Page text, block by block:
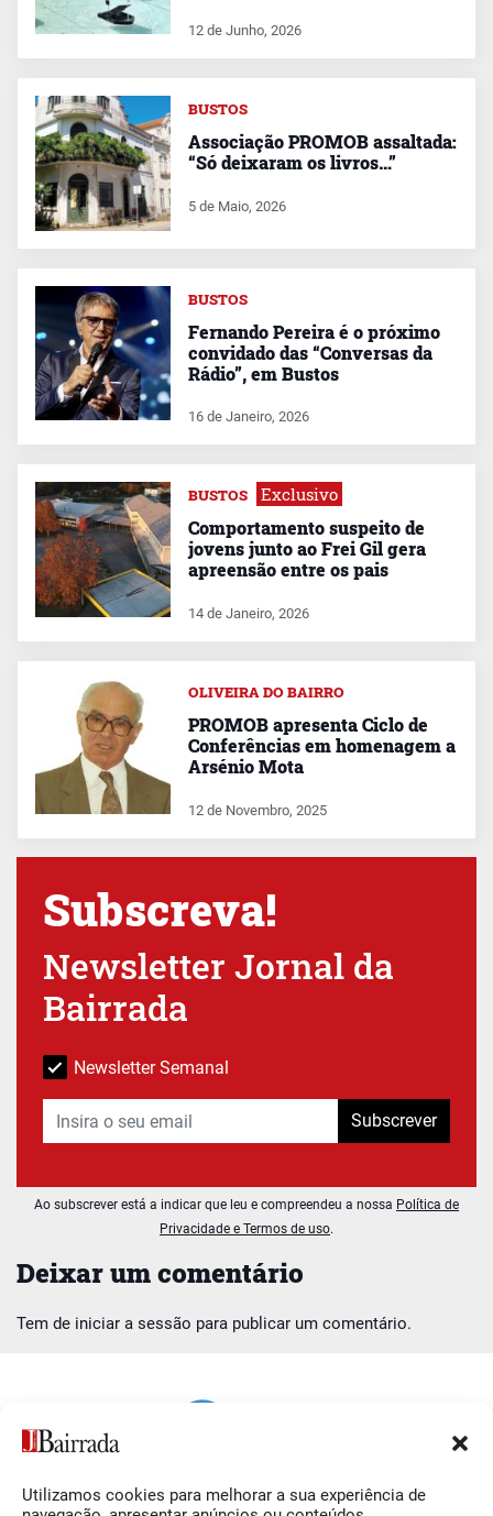
Utilizamos cookies para melhorar a sua experiência de
Deixar um comentário
Tem de iniciar a sessão para publicar um comentário.
12 de Junho, 2026
BUSTOS
Associação PROMOB assaltada:
“Só deixaram os livros…”
5 de Maio, 2026
BUSTOS
Fernando Pereira é o próximo
convidado das “Conversas da
Rádio”, em Bustos
16 de Janeiro, 2026
BUSTOS Exclusivo
Comportamento suspeito de
jovens junto ao Frei Gil gera
apreensão entre os pais
14 de Janeiro, 2026
OLIVEIRA DO BAIRRO
PROMOB apresenta Ciclo de
Conferências em homenagem a
Arsénio Mota
12 de Novembro, 2025
Subscreva!
Newsletter Jornal da
Bairrada
Newsletter Semanal
Subscrever
Ao subscrever está a indicar que leu e compreendeu a nossa Política de
Privacidade e Termos de uso.
Siga-nos O Jornal da Bairrada